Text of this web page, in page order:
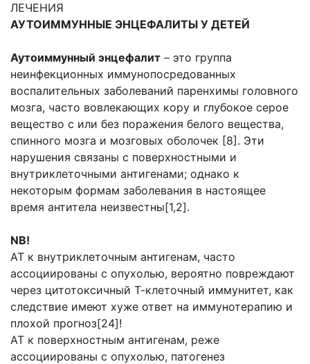
ЛЕЧЕНИЯ
АУТОИММУННЫЕ ЭНЦЕФАЛИТЫ У ДЕТЕЙ
Аутоиммунный энцефалит – это группа
неинфекционных иммунопосредованных
воспалительных заболеваний паренхимы головного
мозга, часто вовлекающих кору и глубокое серое
вещество с или без поражения белого вещества,
спинного мозга и мозговых оболочек [8]. Эти
нарушения связаны с поверхностными и
внутриклеточными антигенами; однако к
некоторым формам заболевания в настоящее
время антитела неизвестны[1,2].
NB!
АТ к внутриклеточным антигенам, часто
ассоциированы с опухолью, вероятно повреждают
через цитотоксичный Т-клеточный иммунитет, как
следствие имеют хуже ответ на иммунотерапию и
плохой прогноз[24]!
АТ к поверхностным антигенам, реже
ассоциированы с опухолью, патогенез